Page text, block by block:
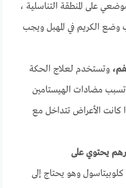
على المنطقة التناسلية ،
وضع الكريم في المهبل ويجب
وتستخدم لعلاج الحكة
مضادات الهيستامين
كانت الأعراض تتداخل مع
يحتوي على
وهو يحتاج إلى